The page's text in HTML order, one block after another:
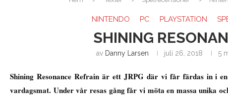
NINTENDO PC PLAYSTATION
SHINING
av Danny Larsen juli 26, 2018 5
Shining Resonance Refrain är ett JRPG där vi får färdas in i
vardagsmat. Under vår resas gång får vi möta en massa unika